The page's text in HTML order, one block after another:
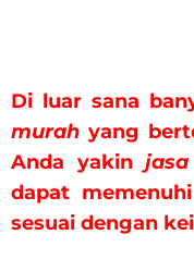
Di luar sana
murah yang
Anda yakinjasa
dapat
sesuai dengan